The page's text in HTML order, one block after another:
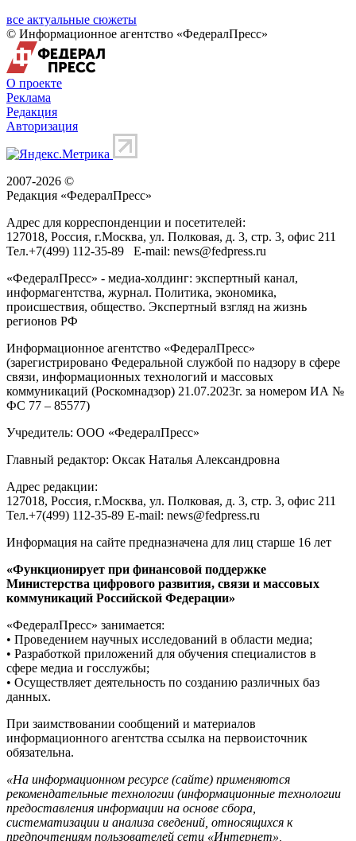
все актуальные сюжеты
© Информационное агентство «ФедералПресс»
О проекте
Реклама
Редакция
Авторизация
2007-2026 ©
Редакция «ФедералПресс»
Адрес для корреспонденции и посетителей:
127018, Россия, г.Москва, ул. Полковая, д. 3, стр. 3, офис 211
Тел.+7(499) 112-35-89 E-mail: news@fedpress.ru
«ФедералПресс» - медиа-холдинг: экспертный канал,
информагентства, журнал. Политика, экономика,
происшествия, общество. Экспертный взгляд на жизнь
регионов РФ
Информационное агентство «ФедералПресс»
(зарегистрировано Федеральной службой по надзору в сфере
связи, информационных технологий и массовых
коммуникаций (Роскомнадзор) 21.07.2023г. за номером ИА №
ФС 77 – 85577)
Учредитель: ООО «ФедералПресс»
Главный редактор: Оксак Наталья Александровна
Адрес редакции:
127018, Россия, г.Москва, ул. Полковая, д. 3, стр. 3, офис 211
Тел.+7(499) 112-35-89 E-mail: news@fedpress.ru
Информация на сайте предназначена для лиц старше 16 лет
«Функционирует при финансовой поддержке
Министерства цифрового развития, связи и массовых
коммуникаций Российской Федерации»
«ФедералПресс» занимается:
• Проведением научных исследований в области медиа;
• Разработкой приложений для обучения специалистов в
сфере медиа и госслужбы;
• Осуществляет деятельность по созданию различных баз
данных.
При заимствовании сообщений и материалов
информационного агентства ссылка на первоисточник
обязательна.
«На информационном ресурсе (сайте) применяются
рекомендательные технологии (информационные технологии
предоставления информации на основе сбора,
систематизации и анализа сведений, относящихся к
предпочтениям пользователей сети «Интернет»,